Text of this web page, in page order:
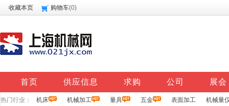
收藏本页 购物车(0)
首页 供应信息 求购 公司 展会
热门行业： 机床 机械加工 量具 五金 表面加工 机械量